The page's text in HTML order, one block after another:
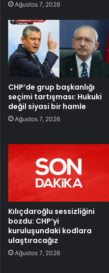
Ağustos 7, 2026
CHP’de grup başkanlığı
seçimi tartışması: Hukuki
değil siyasi bir hamle
Ağustos 7, 2026
Kılıçdaroğlu sessizliğini
bozdu: CHP’yi
kuruluşundaki kodlara
ulaştıracağız
Ağustos 7, 2026